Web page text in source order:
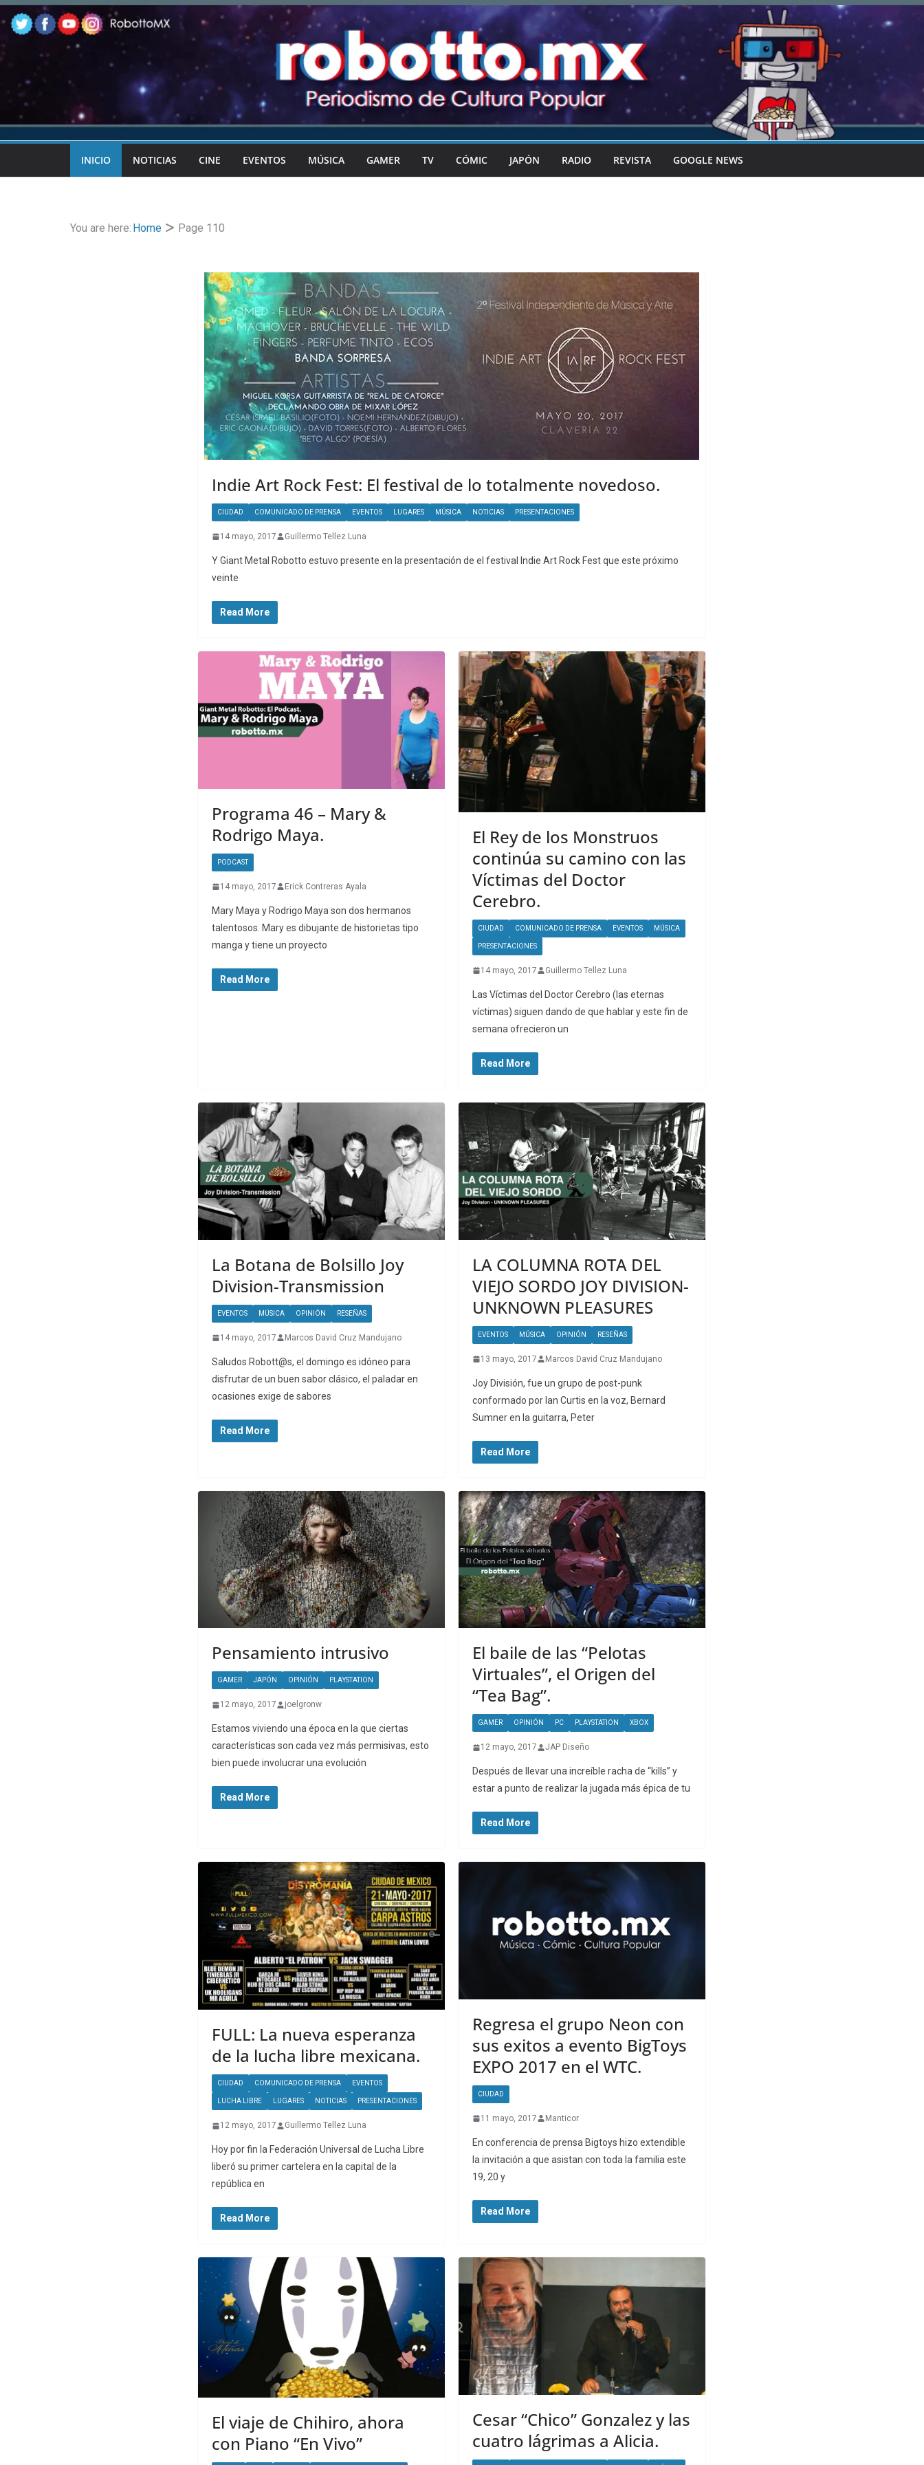
Skip
to
content
INICIO NOTICIAS CINE EVENTOS MÚSICA GAMER TV CÓMIC JAPÓN RADIO REVISTA GOOGLE NEWS
You are here: Home Page 110
Indie Art Rock Fest: El festival de lo totalmente novedoso.
CIUDAD COMUNICADO DE PRENSA EVENTOS LUGARES MÚSICA NOTICIAS PRESENTACIONES
14 mayo, 2017 Guillermo Tellez Luna
Y Giant Metal Robotto estuvo presente en la presentación de el festival Indie Art Rock Fest que este próximo
veinte
Read More
Programa 46 – Mary &
Rodrigo Maya.
PODCAST
14 mayo, 2017 Erick Contreras Ayala
Mary Maya y Rodrigo Maya son dos hermanos
talentosos. Mary es dibujante de historietas tipo
manga y tiene un proyecto
Read More
El Rey de los Monstruos
continúa su camino con las
Víctimas del Doctor
Cerebro.
CIUDAD COMUNICADO DE PRENSA EVENTOS MÚSICA
PRESENTACIONES
14 mayo, 2017 Guillermo Tellez Luna
Las Víctimas del Doctor Cerebro (las eternas
víctimas) siguen dando de que hablar y este fin de
semana ofrecieron un
Read More
La Botana de Bolsillo Joy
Division-Transmission
EVENTOS MÚSICA OPINIÓN RESEÑAS
14 mayo, 2017 Marcos David Cruz Mandujano
Saludos Robott@s, el domingo es idóneo para
disfrutar de un buen sabor clásico, el paladar en
ocasiones exige de sabores
Read More
LA COLUMNA ROTA DEL
VIEJO SORDO JOY DIVISION-
UNKNOWN PLEASURES
EVENTOS MÚSICA OPINIÓN RESEÑAS
13 mayo, 2017 Marcos David Cruz Mandujano
Joy División, fue un grupo de post-punk
conformado por Ian Curtis en la voz, Bernard
Sumner en la guitarra, Peter
Read More
Pensamiento intrusivo
GAMER JAPÓN OPINIÓN PLAYSTATION
12 mayo, 2017 joelgronw
Estamos viviendo una época en la que ciertas
características son cada vez más permisivas, esto
bien puede involucrar una evolución
Read More
El baile de las “Pelotas
Virtuales”, el Origen del
“Tea Bag”.
GAMER OPINIÓN PC PLAYSTATION XBOX
12 mayo, 2017 JAP Diseño
Después de llevar una increíble racha de “kills” y
estar a punto de realizar la jugada más épica de tu
Read More
FULL: La nueva esperanza
de la lucha libre mexicana.
CIUDAD COMUNICADO DE PRENSA EVENTOS
LUCHA LIBRE LUGARES NOTICIAS PRESENTACIONES
12 mayo, 2017 Guillermo Tellez Luna
Hoy por fin la Federación Universal de Lucha Libre
liberó su primer cartelera en la capital de la
república en
Read More
Regresa el grupo Neon con
sus exitos a evento BigToys
EXPO 2017 en el WTC.
CIUDAD
11 mayo, 2017 Manticor
En conferencia de prensa Bigtoys hizo extendible
la invitación a que asistan con toda la familia este
19, 20 y
Read More
El viaje de Chihiro, ahora
con Piano “En Vivo”
Cesar “Chico” Gonzalez y las
cuatro lágrimas a Alicia.